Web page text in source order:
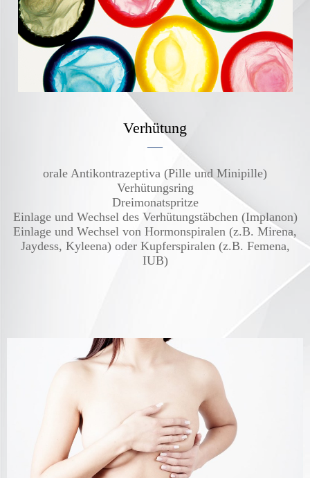
Verhütung
—
orale Antikontrazeptiva (Pille und Minipille)
Verhütungsring
Dreimonatspritze
Einlage und Wechsel des Verhütungstäbchen (Implanon)
Einlage und Wechsel von Hormonspiralen (z.B. Mirena,
Jaydess, Kyleena) oder Kupferspiralen (z.B. Femena,
IUB)